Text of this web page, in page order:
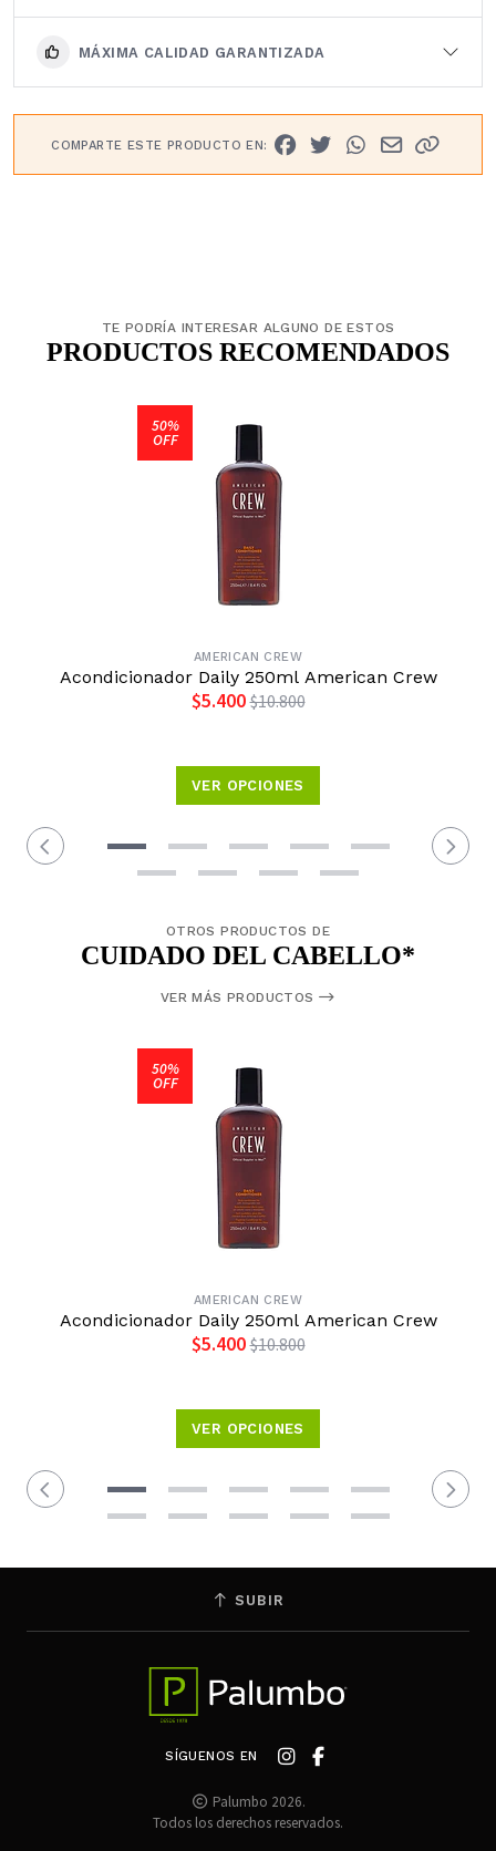
MÁXIMA CALIDAD GARANTIZADA
COMPARTE ESTE PRODUCTO EN:
TE PODRÍA INTERESAR ALGUNO DE ESTOS
PRODUCTOS RECOMENDADOS
50%
OFF
AMERICAN CREW
Acondicionador Daily 250ml American Crew
$5.400 $10.800
VER OPCIONES
OTROS PRODUCTOS DE
CUIDADO DEL CABELLO*
VER MÁS PRODUCTOS
50%
OFF
AMERICAN CREW
Acondicionador Daily 250ml American Crew
$5.400 $10.800
VER OPCIONES
SUBIR
SÍGUENOS EN
Palumbo 2026.
Todos los derechos reservados.